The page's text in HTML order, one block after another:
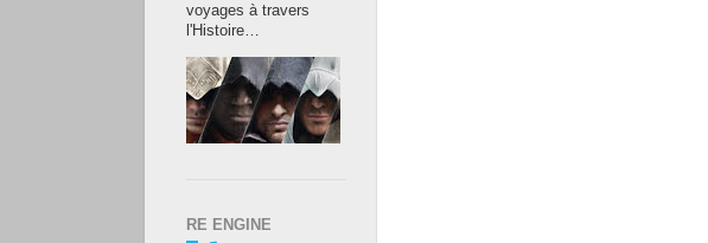
voyages à travers
l'Histoire…
RE ENGINE